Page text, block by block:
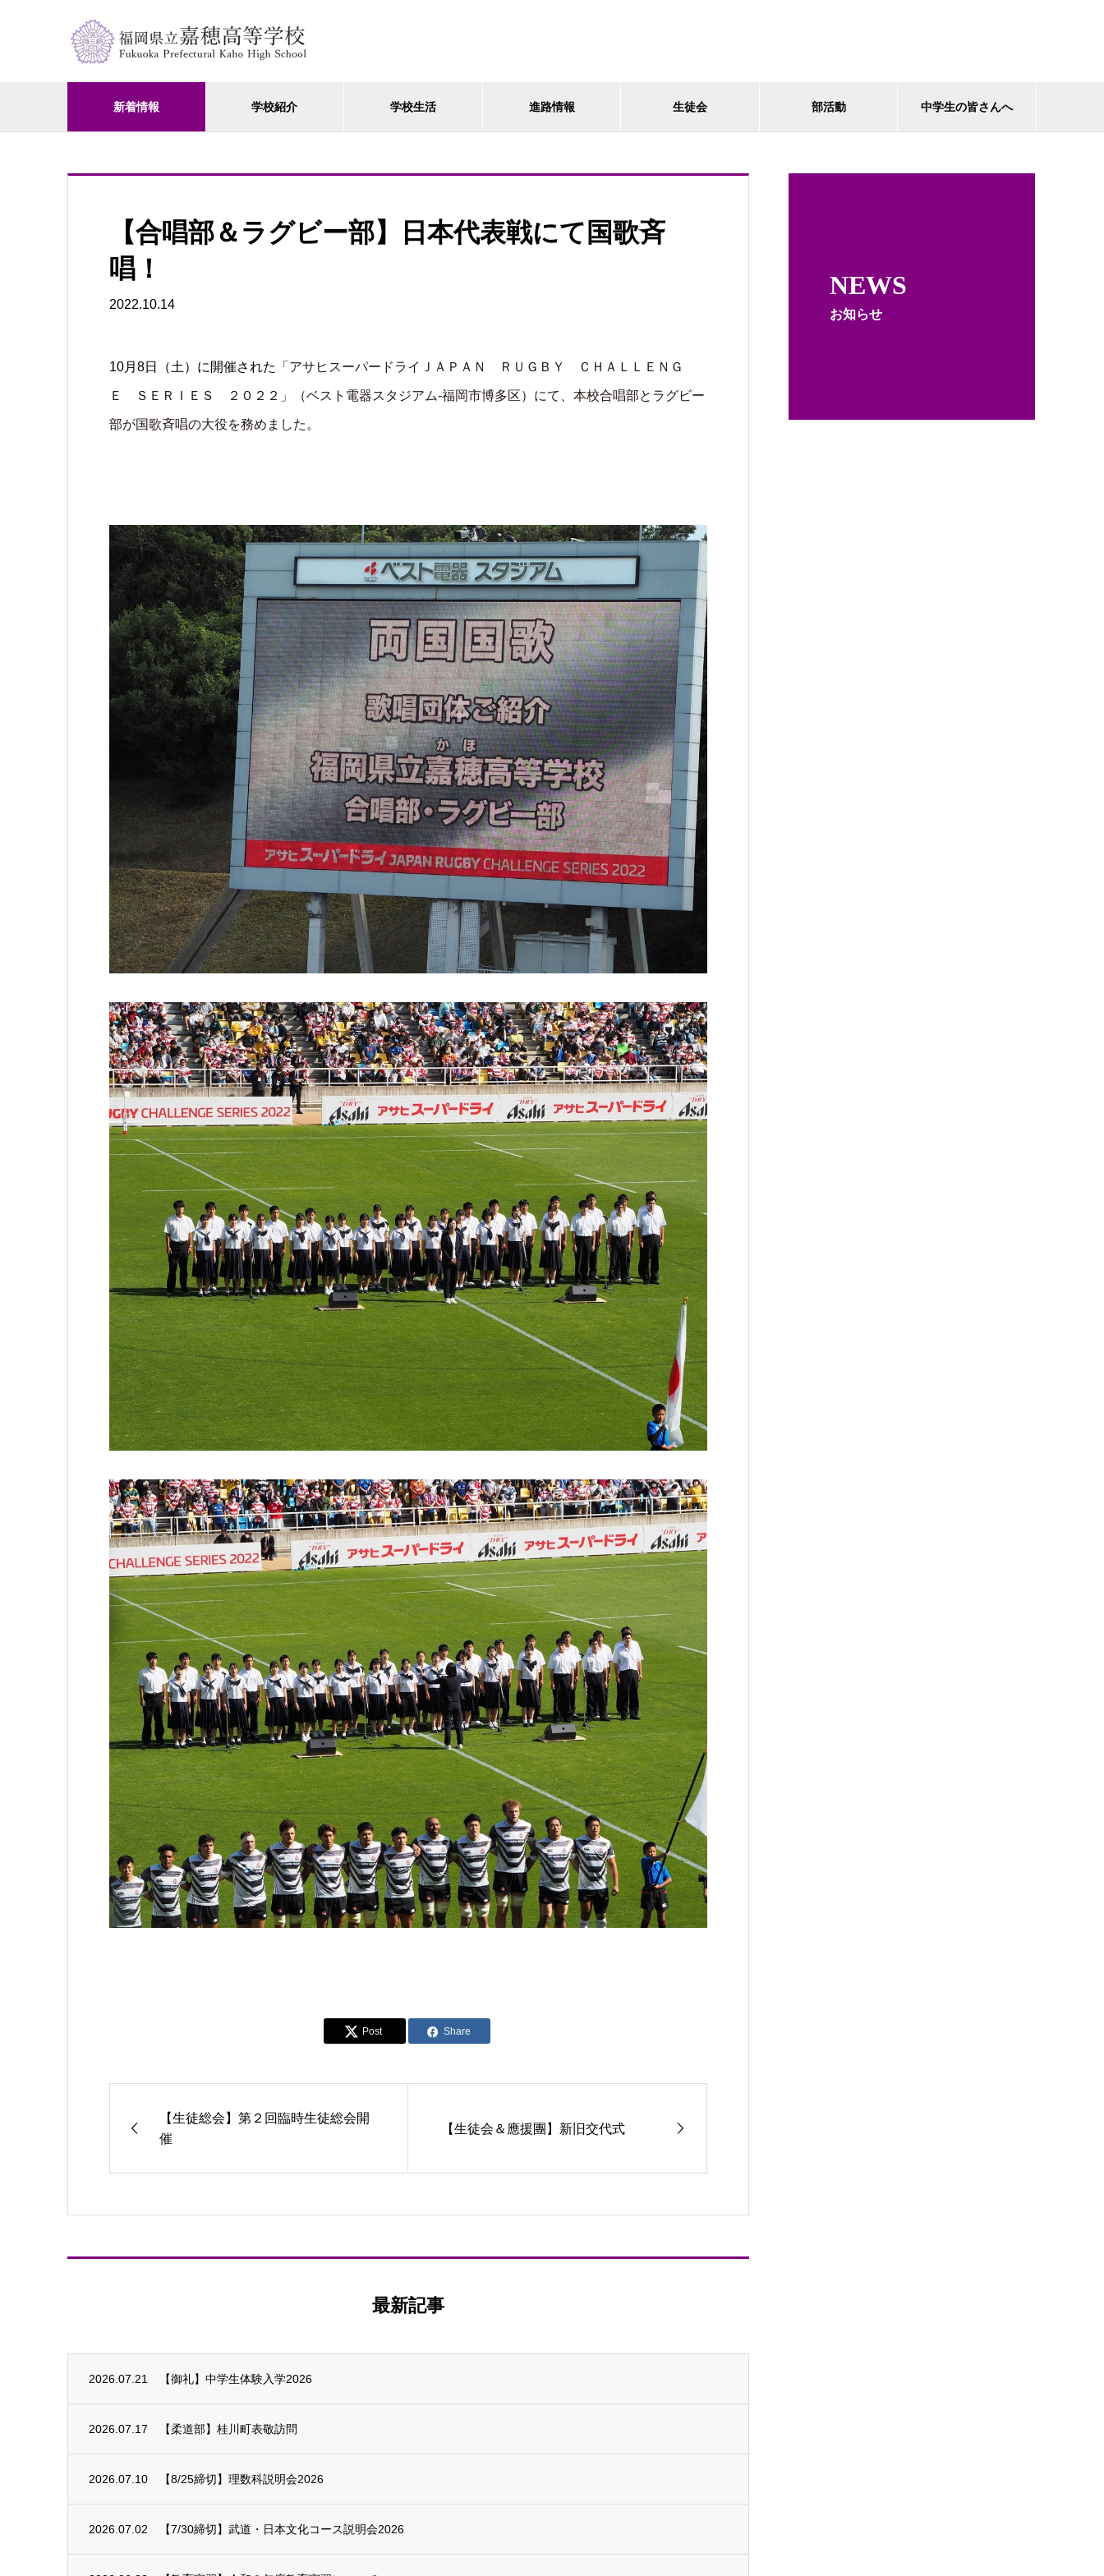
新着情報 学校紹介 学校生活 進路情報 生徒会 部活動 中学生の皆さんへ
NEWS
お知らせ
【合唱部＆ラグビー部】日本代表戦にて国歌斉
唱！
2022.10.14
10月8日（土）に開催された 「アサヒスーパードライＪＡＰＡＮ ＲＵＧＢＹ ＣＨＡＬＬＥＮＧ
Ｅ ＳＥＲＩＥＳ ２０２２」（ベスト電器スタジアム-福岡市博多区） にて、本校合唱部とラグビー
部が国歌斉唱の大役を務めました。
Post Share
【生徒総会】第２回臨時生徒総会開
催
【生徒会＆應援團】新旧交代式
最新記事
2026.07.21 【御礼】中学生体験入学2026
2026.07.17 【柔道部】桂川町表敬訪問
2026.07.10 【8/25締切】理数科説明会2026
2026.07.02 【7/30締切】武道・日本文化コース説明会2026